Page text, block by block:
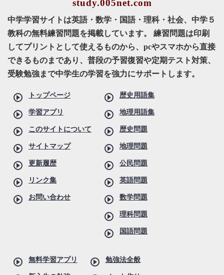
中学学習サイトは英語・数学・国語・理科・社会、中学５
教科の無料練習問題を掲載しています。 練習問題は印刷
してプリントとして使えるものから、pcやスマホから直接
できるものまであり、普段の予習復習や定期テスト対策、
受験勉強まで中学生の学習を強力にサポートします。
トップページ
学習アプリ
このサイトについて
サイトマップ
更新履歴
リンク集
お問い合わせ
歴史用語集
地理用語集
歴史問題
地理問題
公民問題
英語問題
数学問題
理科問題
国語問題
無料学習アプリ 勉強法全般